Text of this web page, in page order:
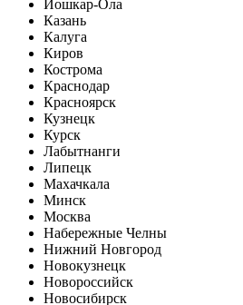
Йошкар-Ола
Казань
Калуга
Киров
Кострома
Краснодар
Красноярск
Кузнецк
Курск
Лабытнанги
Липецк
Махачкала
Минск
Москва
Набережные Челны
Нижний Новгород
Новокузнецк
Новороссийск
Новосибирск